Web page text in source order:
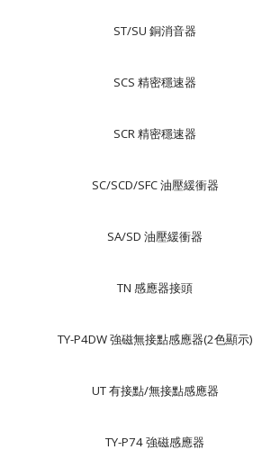
ST/SU 銅消音器
SCS 精密穩速器
SCR 精密穩速器
SC/SCD/SFC 油壓緩衝器
SA/SD 油壓緩衝器
TN 感應器接頭
TY-P4DW 強磁無接點感應器(2色顯示)
UT 有接點/無接點感應器
TY-P74 強磁感應器